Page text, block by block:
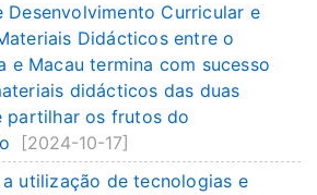
Desenvolvimento Curricular e
Didácticos entre o
e Macau termina com sucesso
didácticos das duas
partilhar os frutos do
[2024-10-17]
utilização de tecnologias e